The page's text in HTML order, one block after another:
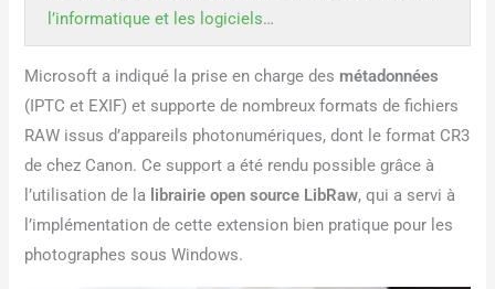
l’informatique et les logiciels…
Microsoft a indiqué la prise en charge des métadonnées
(IPTC et EXIF) et supporte de nombreux formats de fichiers
RAW issus d’appareils photonumériques, dont le format CR3
de chez Canon. Ce support a été rendu possible grâce à
l’utilisation de la librairie open source LibRaw, qui a servi à
l’implémentation de cette extension bien pratique pour les
photographes sous Windows.